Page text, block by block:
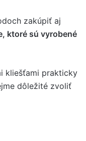
zakúpiť aj
ktoré sú vyrobené
kliešťami prakticky
dôležité zvoliť